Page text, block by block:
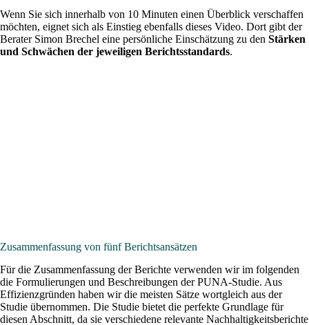
Wenn Sie sich innerhalb von 10 Minuten einen Überblick verschaffen
möchten, eignet sich als Einstieg ebenfalls dieses Video. Dort gibt der
Berater Simon Brechel eine persönliche Einschätzung zu den Stärken
und Schwächen der jeweiligen Berichtsstandards.
Zusammenfassung von fünf Berichtsansätzen
Für die Zusammenfassung der Berichte verwenden wir im folgenden
die Formulierungen und Beschreibungen der PUNA-Studie. Aus
Effizienzgründen haben wir die meisten Sätze wortgleich aus der
Studie übernommen. Die Studie bietet die perfekte Grundlage für
diesen Abschnitt, da sie verschiedene relevante Nachhaltigkeitsberichte